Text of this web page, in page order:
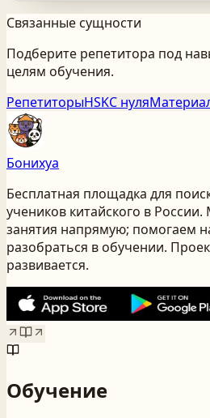
Связанные сущности
Подберите репетитора под
целям обучения.
РепетиторыHSKС нуля
Бонихуа
Бесплатная площадка для
учеников китайского в России.
занятия напрямую; помогаем
разобраться в обучении.
развивается.
Обучение